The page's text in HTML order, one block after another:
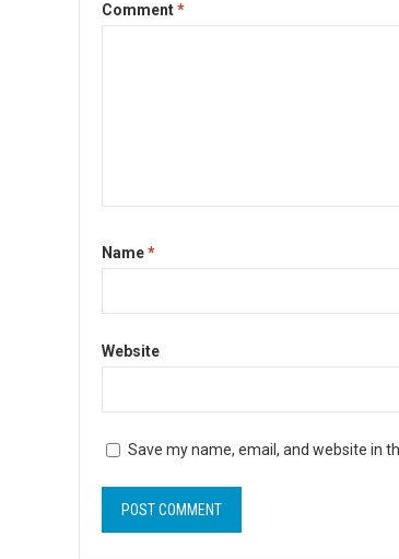
Comment*
Name*
Website
Save my name, email, and website in